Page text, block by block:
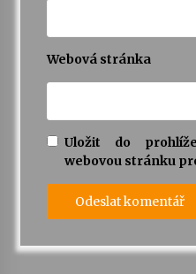
Webová stránka
Uložit do
webovou stránku